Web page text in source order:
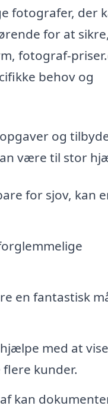
fotografer, der
for at
fotograf-
behov og
og
være til stor
for sjov, kan
en fantastisk
med at vise
kunder.
kan